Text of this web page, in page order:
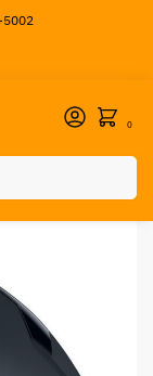
0
AMMODX X1-400